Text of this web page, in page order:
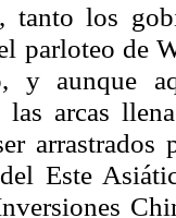
tanto los
parloteo de
y aunque
las arcas
Este